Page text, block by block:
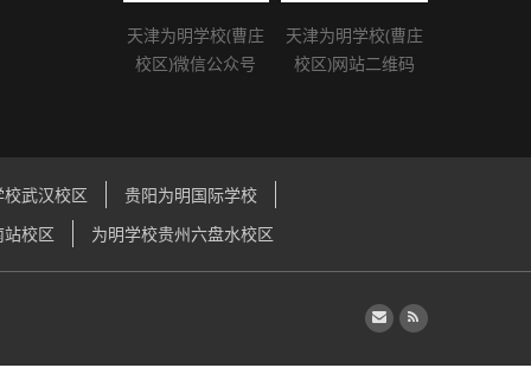
天津为明学校(曹庄
校区)微信公众号
天津为明学校(曹庄
校区)网站二维码
武汉校区
贵阳为明国际学校
校区
为明学校贵州六盘水校区